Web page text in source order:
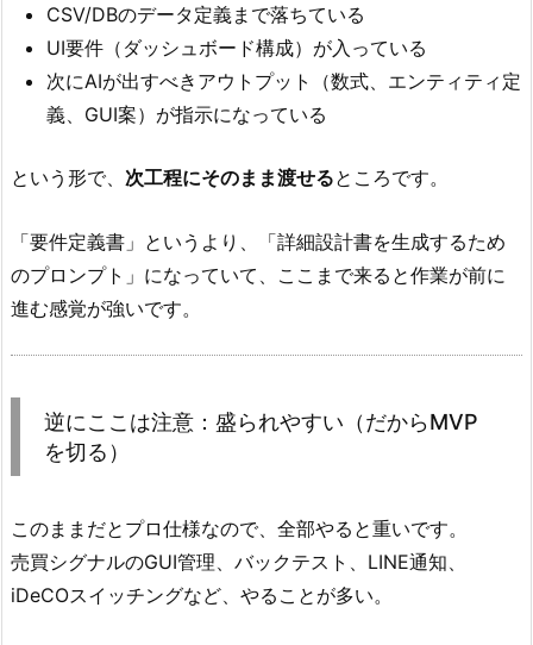
CSV/DBのデータ定義まで落ちている
UI要件（ダッシュボード構成）が入っている
次にAIが出すべきアウトプット（数式、エンティティ定
義、GUI案）が指示になっている
という形で、 次工程にそのまま渡せるところです。
「要件定義書」というより、「詳細設計書を生成するため
のプロンプト」になっていて、ここまで来ると作業が前に
進む感覚が強いです。
逆にここは注意：盛られやすい（だからMVP
を切る）
このままだとプロ仕様なので、全部やると重いです。
売買シグナルのGUI管理、バックテスト、LINE通知、
iDeCOスイッチングなど、やることが多い。